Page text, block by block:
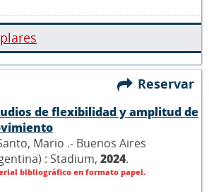
Reservar
de flexibilidad y amplitud de
Mario .- Buenos Aires
: Stadium, 2024.
bibliográfico en formato papel.